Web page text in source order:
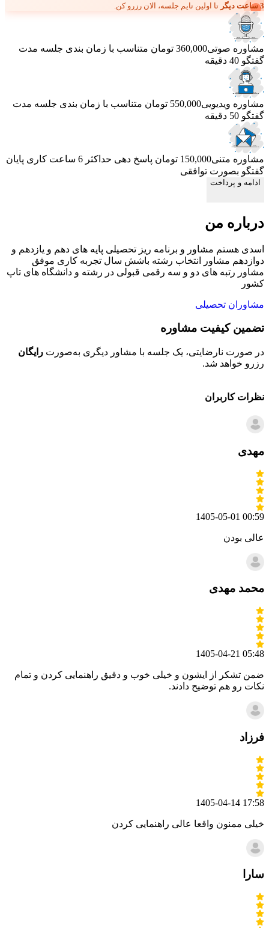
3 ساعت دیگر تا اولین تایم جلسه، الان رزرو کن.
مشاوره صوتی360,000 تومان متناسب با زمان بندی جلسه مدت
گفتگو 40 دقیقه
مشاوره ویدیویی550,000 تومان متناسب با زمان بندی جلسه مدت
گفتگو 50 دقیقه
مشاوره متنی150,000 تومان پاسخ دهی حداکثر 6 ساعت کاری
پایان
گفتگو بصورت توافقی
ادامه و پرداخت
درباره من
اسدی هستم مشاور و برنامه ریز تحصیلی پایه های دهم و یازدهم ‌و
دوازدهم مشاور انتخاب رشته باشش سال تجربه کاری موفق
مشاور رتبه های دو و سه رقمی قبولی در رشته و دانشگاه های تاپ
کشور
مشاوران تحصیلی
تضمین کیفیت مشاوره
در صورت نارضایتی، یک جلسه با مشاور دیگری به‌صورت رایگان
رزرو خواهد شد.
نظرات کاربران
مهدی
1405-05-01 00:59
عالی بودن
محمد مهدی
1405-04-21 05:48
ضمن تشکر از ایشون و خیلی خوب و دقیق راهنمایی کردن و تمام
نکات رو هم توضیح دادند.
فرزاد
1405-04-14 17:58
خیلی ممنون واقعا عالی راهنمایی کردن
سارا